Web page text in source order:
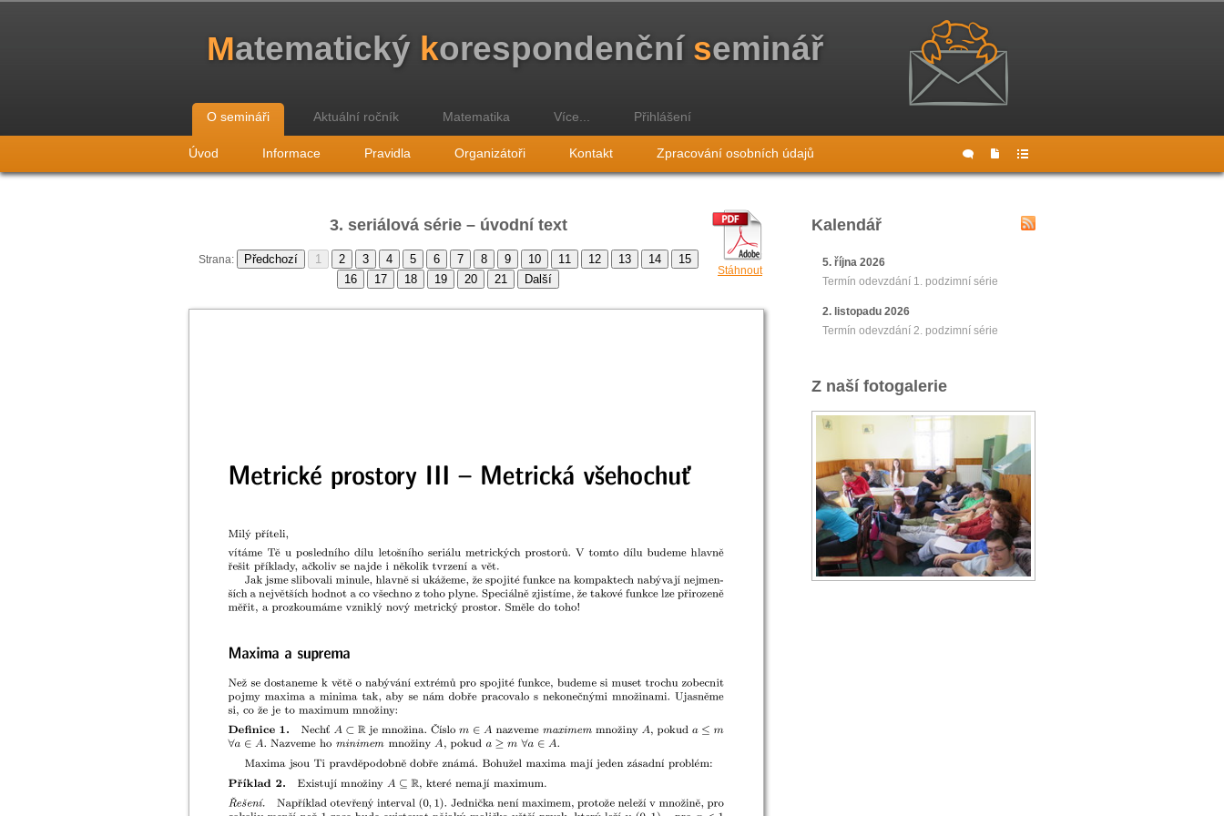
Matematický korespondenční seminář
O semináři Aktuální ročník Matematika Více... Přihlášení
Úvod Informace Pravidla Organizátoři Kontakt Zpracování osobních údajů
3. seriálová série – úvodní text
Strana:
Stáhnout
Kalendář
5. října 2026
Termín odevzdání 1. podzimní série
2. listopadu 2026
Termín odevzdání 2. podzimní série
Z naší fotogalerie